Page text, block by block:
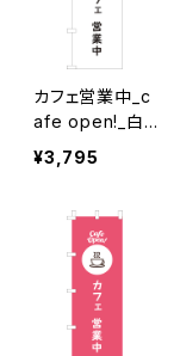
カフェ営業中_c
afe open!_白×
黒文字 のぼり旗
¥3,795